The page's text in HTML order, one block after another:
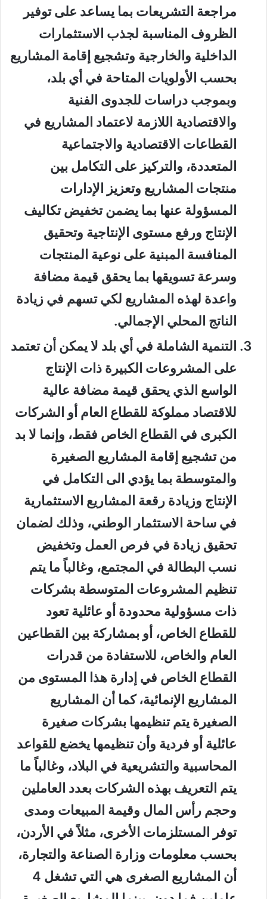
مراجعة التشريعات بما يساعد على توفير
الظروف المناسبة لجذب الاستثمارات
الداخلية والخارجية وتشجيع إقامة المشاريع
بحسب الأولويات المتاحة في أي بلد،
وبموجب دراسات للجدوى الفنية
والاقتصادية اللازمة لاعتماد المشاريع في
القطاعات الاقتصادية والاجتماعية
المتعددة، والتركيز على التكامل بين
منتجات المشاريع وتعزيز الإدارات
المسؤولة عنها بما يضمن تخفيض تكاليف
الإنتاج ورفع مستوى الإنتاجية وتحقيق
المنافسة المبنية على نوعية المنتجات
وسرعة تسويقها بما يحقق قيمة مضافة
واعدة لهذه المشاريع لكي تسهم في زيادة
الناتج المحلي الإجمالي.
التنمية الشاملة في أي بلد لا يمكن أن تعتمد
على المشروعات الكبيرة ذات الإنتاج
الواسع الذي يحقق قيمة مضافة عالية
للاقتصاد مملوكة للقطاع العام أو الشركات
الكبرى في القطاع الخاص فقط، وإنما لا بد
من تشجيع إقامة المشاريع الصغيرة
والمتوسطة بما يؤدي الى التكامل في
الإنتاج وزيادة رقعة المشاريع الاستثمارية
في ساحة الاستثمار الوطني، وذلك لضمان
تحقيق زيادة في فرص العمل وتخفيض
نسب البطالة في المجتمع، وغالباً ما يتم
تنظيم المشروعات المتوسطة بشركات
ذات مسؤولية محدودة أو عائلية تعود
للقطاع الخاص، أو بمشاركة بين القطاعين
العام والخاص، للاستفادة من قدرات
القطاع الخاص في إدارة هذا المستوى من
المشاريع الإنمائية، كما أن المشاريع
الصغيرة يتم تنظيمها بشركات صغيرة
عائلية أو فردية وأن تنظيمها يخضع للقواعد
المحاسبية والتشريعية في البلاد، وغالباً ما
يتم التعريف بهذه الشركات بعدد العاملين
وحجم رأس المال وقيمة المبيعات ومدى
توفر المستلزمات الأخرى، مثلاً في الأردن،
بحسب معلومات وزارة الصناعة والتجارة،
أن المشاريع الصغرى هي التي تشغل 4